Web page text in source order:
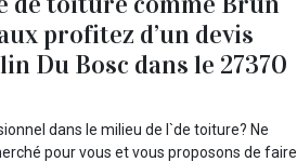
profitez d’un devis
Du Bosc dans le 27370
dans le milieu de l`de toiture? Ne
pour vous et vous proposons de faire